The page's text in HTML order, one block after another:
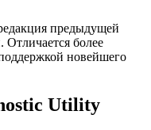
предыдущей
Отличается более
новейшего
Utility